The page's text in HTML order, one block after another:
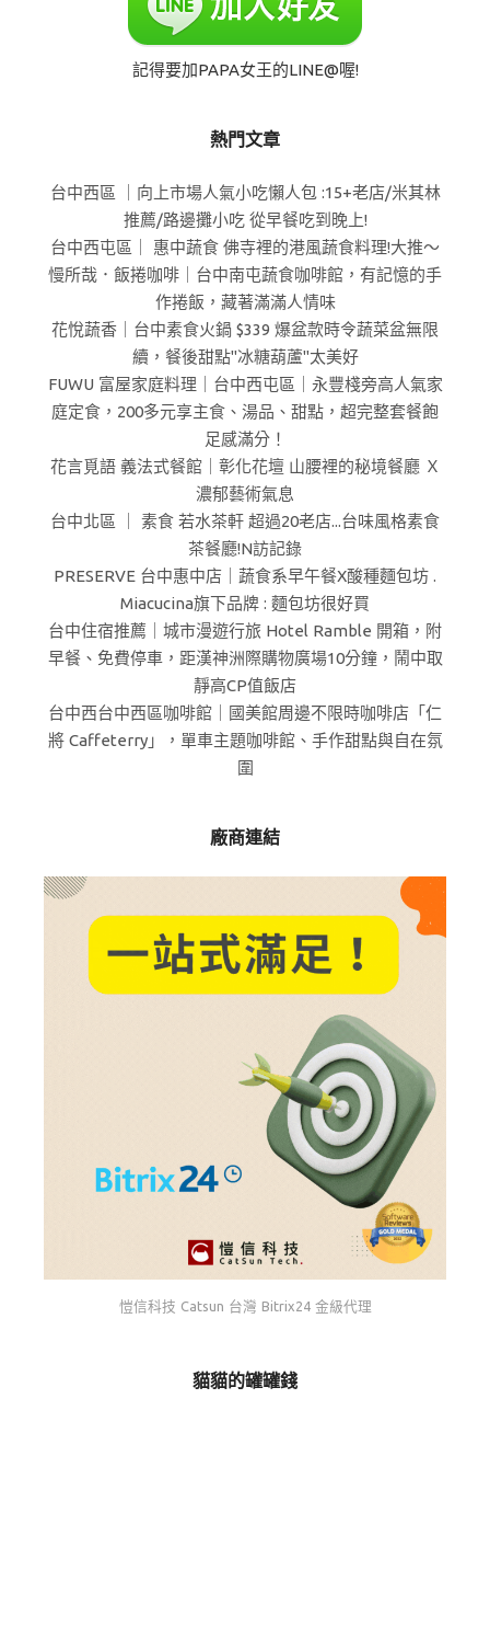
記得要加PAPA女王的LINE@喔!
熱門文章
台中西區 ｜向上市場人氣小吃懶人包 :15+老店/米其林
推薦/路邊攤小吃 從早餐吃到晚上!
台中西屯區｜ 惠中蔬食 佛寺裡的港風蔬食料理!大推～
慢所哉．飯捲咖啡｜台中南屯蔬食咖啡館，有記憶的手
作捲飯，藏著滿滿人情味
花悅蔬香｜台中素食火鍋 $339 爆盆款時令蔬菜盆無限
續，餐後甜點"冰糖葫蘆"太美好
FUWU 富屋家庭料理｜台中西屯區｜永豐棧旁高人氣家
庭定食，200多元享主食、湯品、甜點，超完整套餐飽
足感滿分！
花言覓語 義法式餐館｜彰化花壇 山腰裡的秘境餐廳 Ｘ
濃郁藝術氣息
台中北區 ｜ 素食 若水茶軒 超過20老店...台味風格素食
茶餐廳!N訪記錄
PRESERVE 台中惠中店｜蔬食系早午餐X酸種麵包坊 .
Miacucina旗下品牌 : 麵包坊很好買
台中住宿推薦｜城市漫遊行旅 Hotel Ramble 開箱，附
早餐、免費停車，距漢神洲際購物廣場10分鐘，鬧中取
靜高CP值飯店
台中西台中西區咖啡館｜國美館周邊不限時咖啡店「仁
將 Caffeterry」，單車主題咖啡館、手作甜點與自在氛
圍
廠商連結
愷信科技 Catsun 台灣 Bitrix24 金級代理
貓貓的罐罐錢